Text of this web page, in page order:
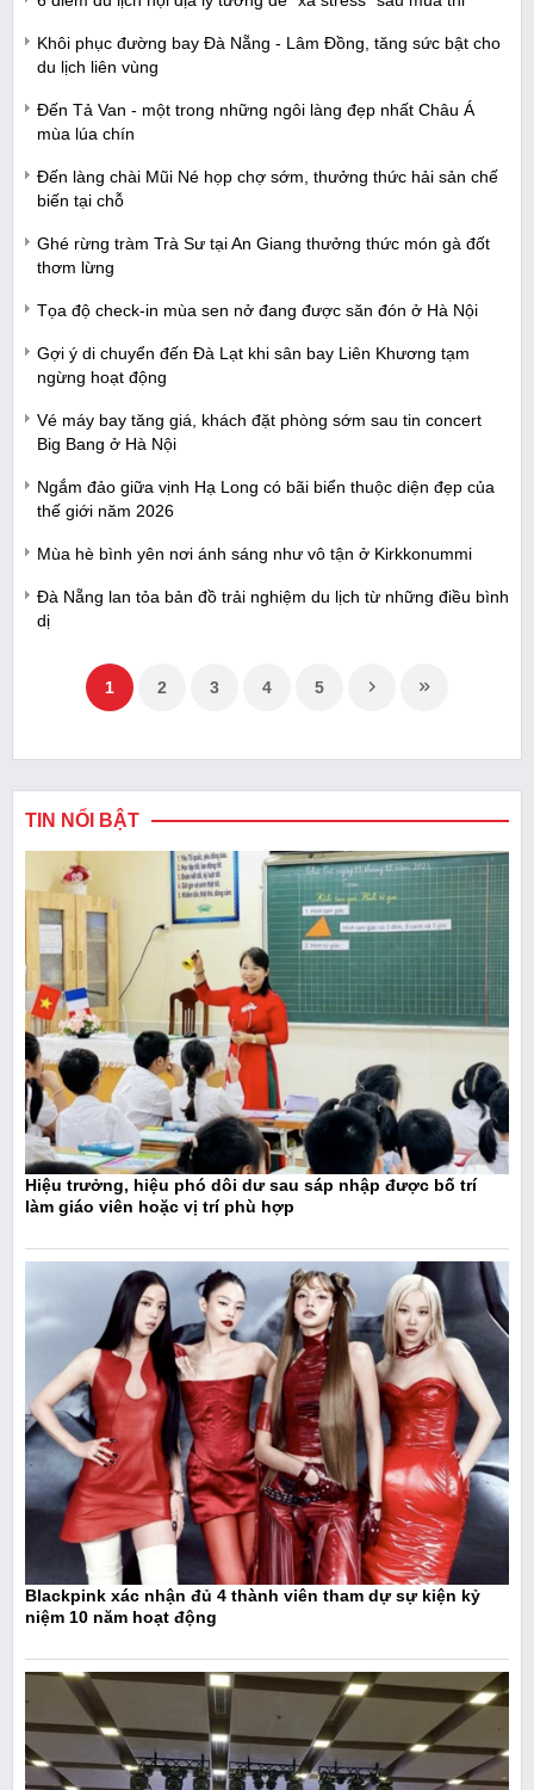
Khôi phục đường bay Đà Nẵng - Lâm Đồng, tăng sức bật cho
du lịch liên vùng
Đến Tả Van - một trong những ngôi làng đẹp nhất Châu Á
mùa lúa chín
Đến làng chài Mũi Né họp chợ sớm, thưởng thức hải sản chế
biến tại chỗ
Ghé rừng tràm Trà Sư tại An Giang thưởng thức món gà đốt
thơm lừng
Tọa độ check-in mùa sen nở đang được săn đón ở Hà Nội
Gợi ý di chuyển đến Đà Lạt khi sân bay Liên Khương tạm
ngừng hoạt động
Vé máy bay tăng giá, khách đặt phòng sớm sau tin concert
Big Bang ở Hà Nội
Ngắm đảo giữa vịnh Hạ Long có bãi biển thuộc diện đẹp của
thế giới năm 2026
Mùa hè bình yên nơi ánh sáng như vô tận ở Kirkkonummi
Đà Nẵng lan tỏa bản đồ trải nghiệm du lịch từ những điều bình
dị
1 2 3 4 5
TIN NỔI BẬT
Hiệu trưởng, hiệu phó dôi dư sau sáp nhập được bố trí
làm giáo viên hoặc vị trí phù hợp
Blackpink xác nhận đủ 4 thành viên tham dự sự kiện kỷ
niệm 10 năm hoạt động